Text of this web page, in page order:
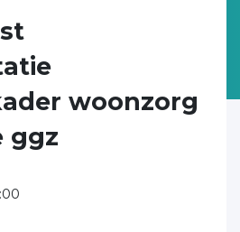
woonzorg
ggz